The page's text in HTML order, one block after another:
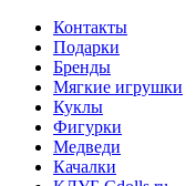
Контакты
Подарки
Бренды
Мягкие игрушки
Куклы
Фигурки
Медведи
Качалки